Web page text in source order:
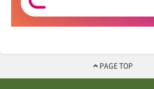
PAGE TOP